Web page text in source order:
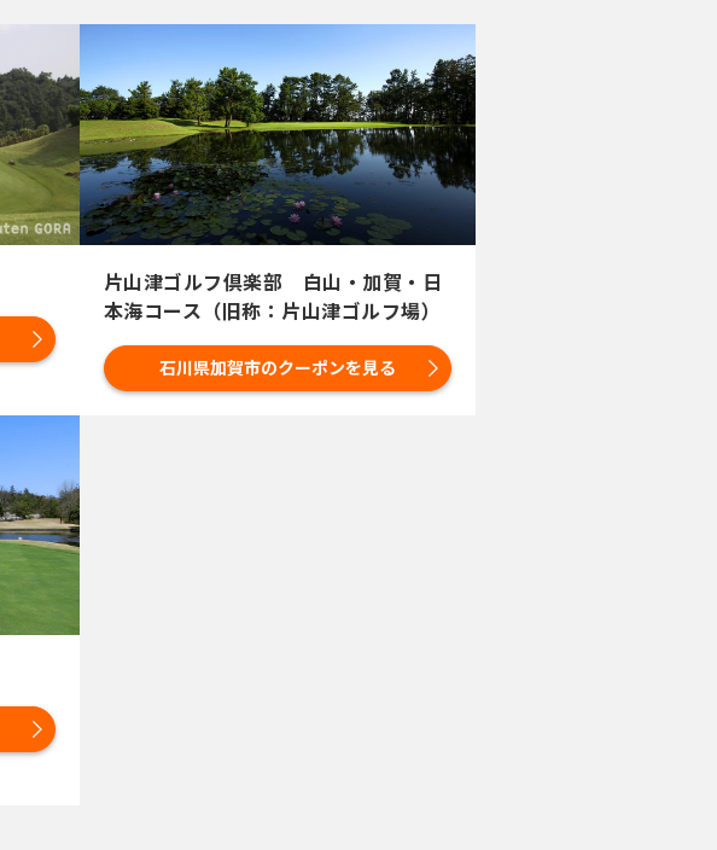
片山津ゴルフ倶楽部 白山・加賀・日
本海コース（旧称：片山津ゴルフ場）
石川県加賀市のクーポンを見る